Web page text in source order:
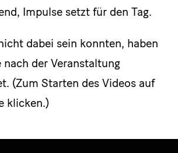
Impulse setzt für den Tag.
dabei sein konnten, haben
nach der Veranstaltung
(Zum Starten des Videos auf
klicken.)